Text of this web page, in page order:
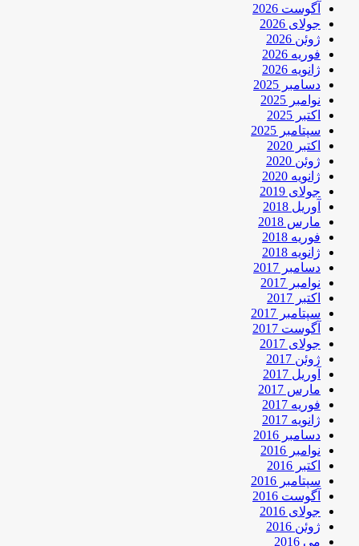
آگوست 2026
جولای 2026
ژوئن 2026
فوریه 2026
ژانویه 2026
دسامبر 2025
نوامبر 2025
اکتبر 2025
سپتامبر 2025
اکتبر 2020
ژوئن 2020
ژانویه 2020
جولای 2019
آوریل 2018
مارس 2018
فوریه 2018
ژانویه 2018
دسامبر 2017
نوامبر 2017
اکتبر 2017
سپتامبر 2017
آگوست 2017
جولای 2017
ژوئن 2017
آوریل 2017
مارس 2017
فوریه 2017
ژانویه 2017
دسامبر 2016
نوامبر 2016
اکتبر 2016
سپتامبر 2016
آگوست 2016
جولای 2016
ژوئن 2016
می 2016